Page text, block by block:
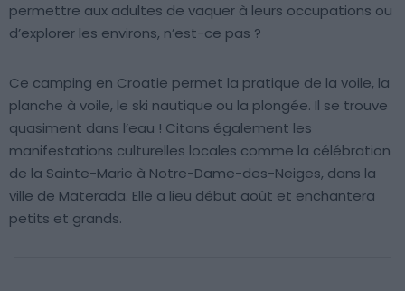
permettre aux adultes de vaquer à leurs occupations ou
d’explorer les environs, n’est-ce pas ?
Ce camping en Croatie permet la pratique de la voile, la
planche à voile, le ski nautique ou la plongée. Il se trouve
quasiment dans l’eau ! Citons également les
manifestations culturelles locales comme la célébration
de la Sainte-Marie à Notre-Dame-des-Neiges, dans la
ville de Materada. Elle a lieu début août et enchantera
petits et grands.